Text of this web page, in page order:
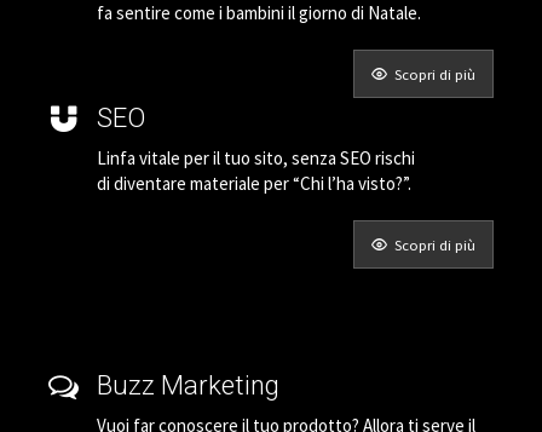
fa sentire come i bambini il giorno di Natale.
Scopri di più
SEO
Linfa vitale per il tuo sito, senza SEO rischi
di diventare materiale per “Chi l’ha visto?”.
Scopri di più
Buzz Marketing
Vuoi far conoscere il tuo prodotto? Allora ti serve il